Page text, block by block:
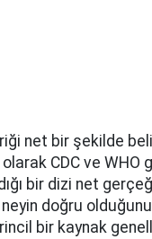
net bir şekilde
CDC ve WHO
bir dizi net
doğru olduğunu
bir kaynak